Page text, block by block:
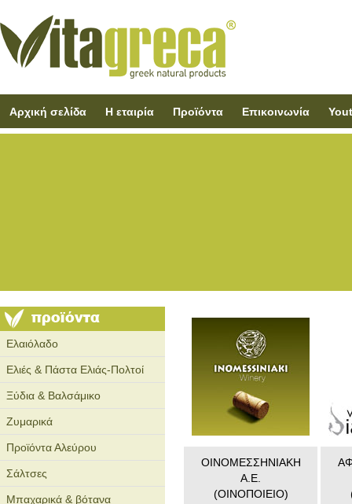
Αρχική σελίδα Η εταιρία Προϊόντα Επικοινωνία
Ελαιόλαδο
Ελιές & Πάστα Ελιάς-Πολτοί
Ξύδια & Βαλσάμικο
Ζυμαρικά
Προϊόντα Αλεύρου
Σάλτσες
Μπαχαρικά & βότανα
ΟΙΝΟΜΕΣΣΗΝΙΑΚΗ
Α.Ε.
(ΟΙΝΟΠΟΙΕΙΟ)